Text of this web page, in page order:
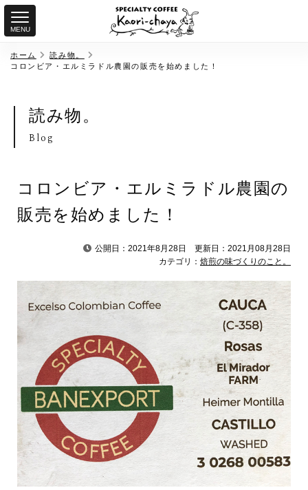
MENU
ホーム
読み物。
コロンビア・エルミラドル農園の販売を始めました！
読み物。
Blog
コロンビア・エルミラドル農園の
販売を始めました！
公開日：2021年8月28日
更新日：2021月08月28日
カテゴリ： 焙煎の味づくりのこと。